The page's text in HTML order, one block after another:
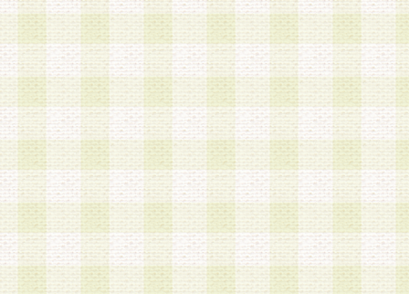
盗用など第三者の利用に伴う損害の発生について
き事由の有無、その他原因の如何を問わず、一切
のとします。
第5条 会員の登録情報
1.当社は、会員の登録情報に含まれる氏名・住所
アドレス等会員個人を識別できる情報を当社が別
シーポリシー
」に基づき適切に取り扱うものとし
は、当該個人情報を以下の各号に定める目的に利
す。なお、これら事項以外の目的で個人情報を利
かじめ会員の同意を得たうえで利用するものとし
a.本サービスの実施または運営
b.本サービスに係る謝礼、景品、調査サンプル品